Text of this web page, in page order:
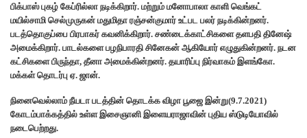
பிக்பாஸ் புகழ் கேப்ரில்லா நடிக்கிறார். மற்றும் மனோபாலா காளி வெங்கட்
மயில்சாமி செல்முருகன் மதுமிதா ரஞ்சன்குமார் உட்பட பலர் நடிக்கின்றனர்.
படத்தொகுப்பை பிரபாகர் கவனிக்கிறார். சண்டைக்காட்சிகளை தளபதி தினேஷ்
அமைக்கிறார். பாடல்களை பழநிபாரதி சினேகன் ஆகியோர் எழுதுகின்றனர். நடன
கட்சிகளை பிருந்தா, தீனா அமைக்கின்றனர். தயாரிப்பு நிர்வாகம் இளங்கோ.
மக்கள் தொடர்பு ஏ. ஜான்.
நினைவெல்லாம் நீயடா படத்தின் தொடக்க விழா பூஜை இன்று(9.7.2021)
கோடம்பாக்கத்தில் உள்ள இசைஞானி இளையராஜாவின் புதிய ஸ்டுடியோவில்
நடைபெற்றது.